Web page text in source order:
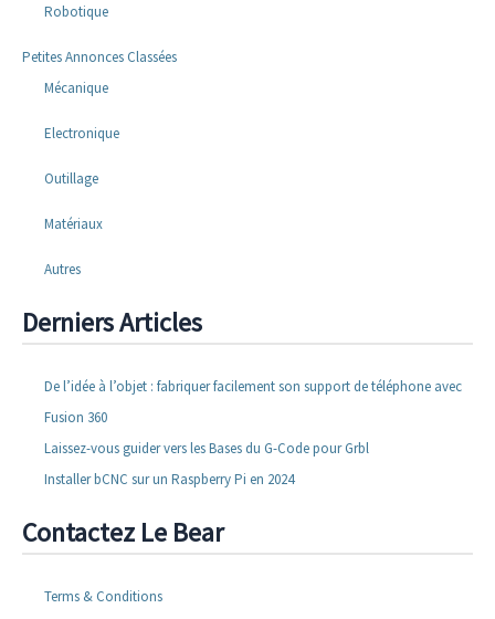
Robotique
Petites Annonces Classées
Mécanique
Electronique
Outillage
Matériaux
Autres
Derniers Articles
De l’idée à l’objet : fabriquer facilement son support de téléphone avec
Fusion 360
Laissez-vous guider vers les Bases du G-Code pour Grbl
Installer bCNC sur un Raspberry Pi en 2024
Contactez Le Bear
Terms & Conditions